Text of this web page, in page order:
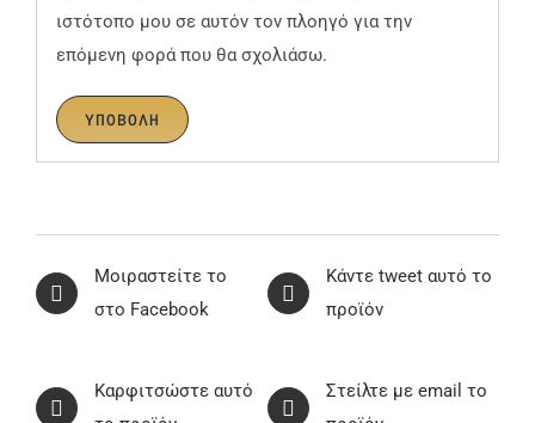
ιστότοπο μου σε αυτόν τον πλοηγό για την
επόμενη φορά που θα σχολιάσω.
Μοιραστείτε το
στο Facebook
Κάντε tweet αυτό το
προϊόν
Καρφιτσώστε αυτό
Στείλτε με email το